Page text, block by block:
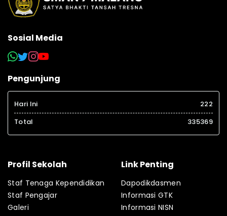
Sosial Media
Pengunjung
Hari Ini
222
Total
335369
Profil Sekolah
Staf Tenaga Kependidikan
Staf Pengajar
Galeri
Link Penting
Dapodikdasmen
Informasi GTK
Informasi NISN